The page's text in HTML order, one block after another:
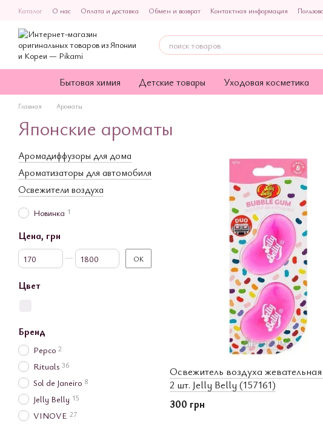
Перейти к основному контенту
Каталог О нас Оплата и доставка Обмен и возврат Контактная информация
Бытовая химия Детские товары Уходовая косметика
Главная Ароматы
Японские ароматы
Освежитель воздуха
2 шт. Jelly Belly (157161)
300 грн
Аромадиффузоры для дома
Ароматизаторы для автомобиля
Освежители воздуха
Новинка 1
Цена, грн
От Цена, грн
До Цена, грн OK
Цвет
Бренд
Pepco 2
Rituals 36
Sol de Janeiro 8
Jelly Belly 15
VINOVE 27